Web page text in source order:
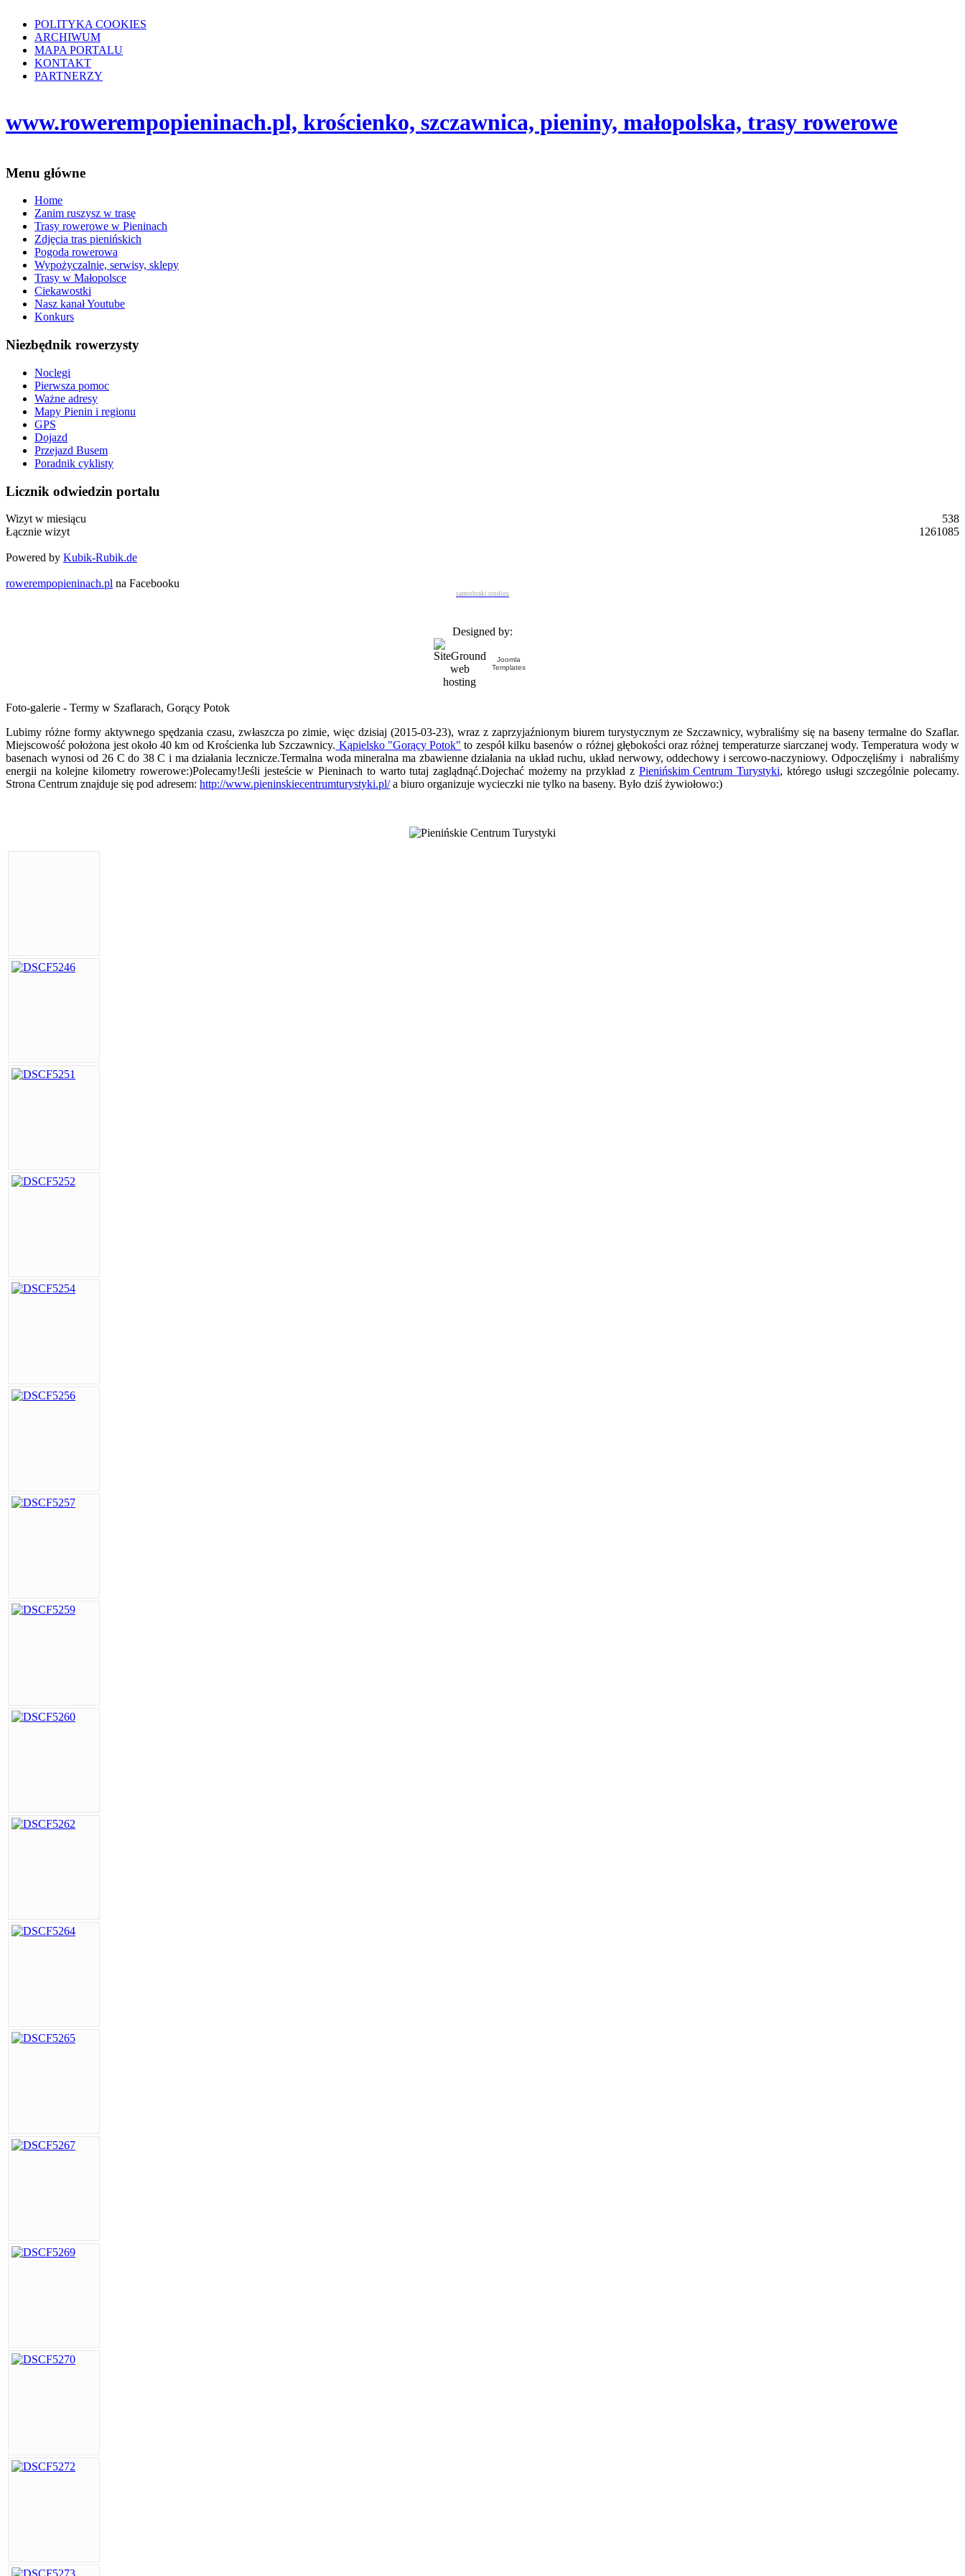
POLITYKA COOKIES
ARCHIWUM
MAPA PORTALU
KONTAKT
PARTNERZY
www.rowerempopieninach.pl, krościenko, szczawnica, pieniny, małopolska, trasy rowerowe
Menu główne
Home
Zanim ruszysz w trasę
Trasy rowerowe w Pieninach
Zdjęcia tras pienińskich
Pogoda rowerowa
Wypożyczalnie, serwisy, sklepy
Trasy w Małopolsce
Ciekawostki
Nasz kanał Youtube
Konkurs
Niezbędnik rowerzysty
Noclegi
Pierwsza pomoc
Ważne adresy
Mapy Pienin i regionu
GPS
Dojazd
Przejazd Busem
Poradnik cyklisty
Licznik odwiedzin portalu
Wizyt w miesiącu
538
Łącznie wizyt
1261085
Powered by Kubik-Rubik.de
rowerempopieninach.pl na Facebooku
samothraki studios
Designed by:
Joomla
Templates
Foto-galerie - Termy w Szaflarach, Gorący Potok
Lubimy różne formy aktywnego spędzania czasu, zwłaszcza po zimie, więc dzisiaj (2015-03-23), wraz z zaprzyjaźnionym biurem turystycznym ze Szczawnicy, wybraliśmy się na baseny termalne do Szaflar.
Miejscowość położona jest około 40 km od Krościenka lub Szczawnicy. Kąpielsko "Gorący Potok" to zespół kilku basenów o różnej głębokości oraz różnej temperaturze siarczanej wody. Temperatura wody w
basenach wynosi od 26 C do 38 C i ma działania lecznicze.Termalna woda mineralna ma zbawienne działania na układ ruchu, układ nerwowy, oddechowy i sercowo-naczyniowy. Odpoczęliśmy i nabraliśmy
energii na kolejne kilometry rowerowe:)Polecamy!Jeśli jesteście w Pieninach to warto tutaj zaglądnąć.Dojechać możemy na przykład z Pienińskim Centrum Turystyki, którego usługi szczególnie polecamy.
Strona Centrum znajduje się pod adresem: http://www.pieninskiecentrumturystyki.pl/a biuro organizuje wycieczki nie tylko na baseny. Było dziś żywiołowo:)